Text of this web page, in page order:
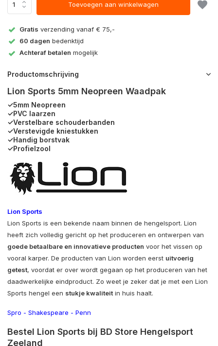
Toevoegen aan winkelwagen
Gratis verzending vanaf € 75,-
60 dagen bedenktijd
Achteraf betalen mogelijk
Productomschrijving
Lion Sports 5mm Neopreen Waadpak
✓5mm Neopreen
✓PVC laarzen
✓Verstelbare schouderbanden
✓Verstevigde kniestukken
✓Handig borstvak
✓Profielzool
Lion Sports
Lion Sports is een bekende naam binnen de hengelsport. Lion
heeft zich volledig gericht op het produceren en ontwerpen van
goede betaalbare en innovatieve producten voor het vissen op
vooral karper. De producten van Lion worden eerst uitvoerig
getest, voordat er over wordt gegaan op het produceren van het
daadwerkelijke eindproduct. Zo weet je zeker dat je met een Lion
Sports hengel een stukje kwaliteit in huis haalt.
Spro - Shakespeare - Penn
Bestel Lion Sports bij BD Store Hengelsport
Zeeland